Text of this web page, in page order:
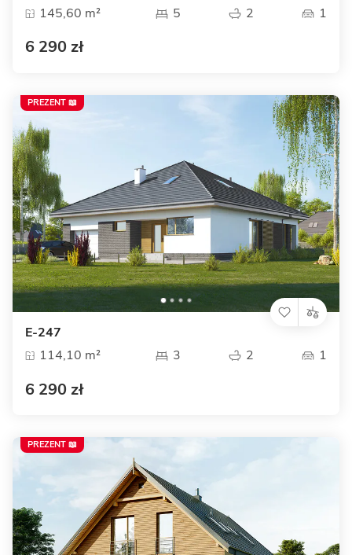
145,60 m²
5 2 1
6 290 zł
E-247
114,10 m²
3 2 1
6 290 zł
PREZENT 📖
PREZENT 📖